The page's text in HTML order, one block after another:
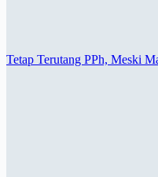
Tetap Terutang PPh, Meski